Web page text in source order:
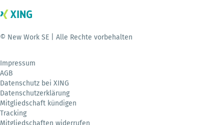
© New Work SE | Alle Rechte vorbehalten
Impressum
AGB
Datenschutz bei XING
Datenschutzerklärung
Mitgliedschaft kündigen
Tracking
Mitgliedschaften widerrufen